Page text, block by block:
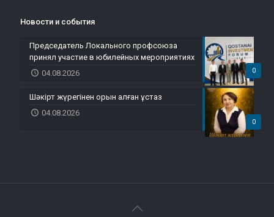
Новости и события
0
Председатель Локального профсоюза
принял участие в юбилейных мероприятиях
04.08.2026
0
Шәкірт жүрегінен орын алған ұстаз
04.08.2026